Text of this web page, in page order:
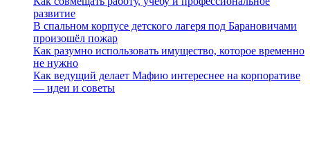
развитие
В спальном корпусе детского лагеря под Барановичами
произошёл пожар
Как разумно использовать имущество, которое временно
не нужно
Как ведущий делает Мафию интереснее на корпоративе
— идеи и советы